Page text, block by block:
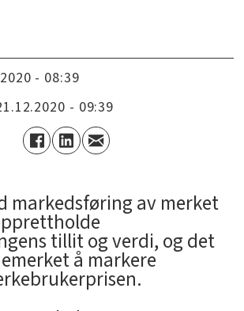
- 08:39
21.12.2020 - 09:39
markedsføring av merket
tillit og verdi, og det
å markere